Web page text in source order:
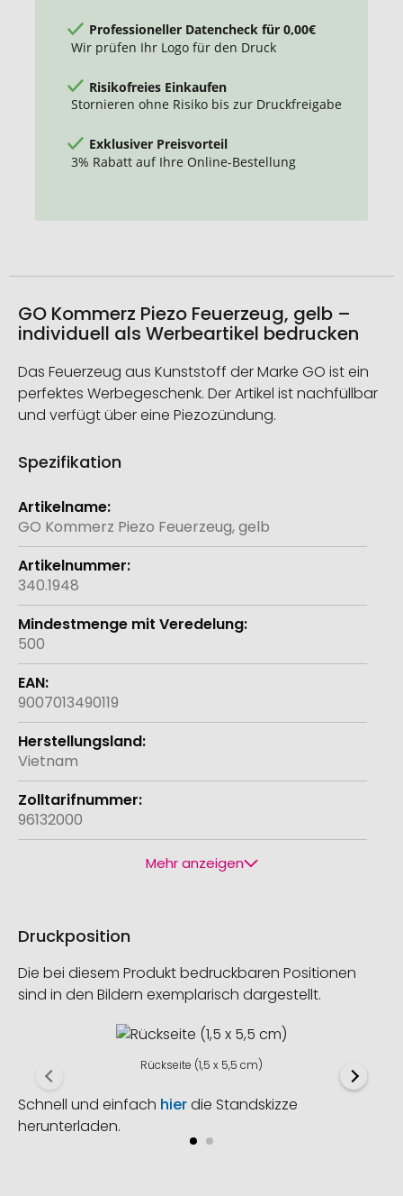
Professioneller Datencheck für 0,00€
Wir prüfen Ihr Logo für den Druck
Risikofreies Einkaufen
Stornieren ohne Risiko bis zur Druckfreigabe
Exklusiver Preisvorteil
3% Rabatt auf Ihre Online-Bestellung
GO Kommerz Piezo Feuerzeug, gelb –
individuell als Werbeartikel bedrucken
Das Feuerzeug aus Kunststoff der Marke GO ist ein
perfektes Werbegeschenk. Der Artikel ist nachfüllbar
und verfügt über eine Piezozündung.
Spezifikation
Weitere
Informationen
GO Kommerz Piezo Feuerzeug, gelb
340.1948
500
9007013490119
Vietnam
96132000
Mehr anzeigen
Druckposition
Die bei diesem Produkt bedruckbaren Positionen
sind in den Bildern exemplarisch dargestellt.
Rückseite (1,5 x 5,5 cm)
Schnell und einfach hierdie Standskizze
herunterladen.